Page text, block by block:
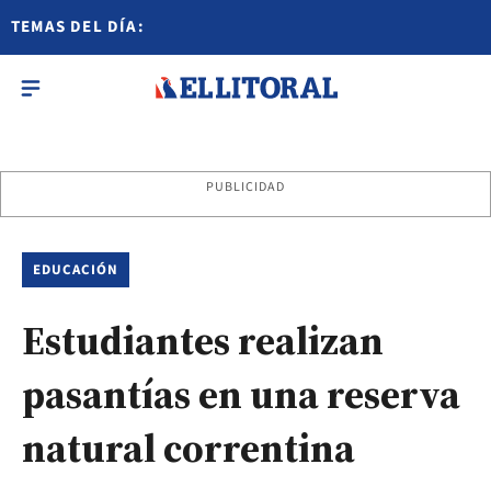
TEMAS DEL DÍA:
PUBLICIDAD
EDUCACIÓN
Estudiantes realizan
pasantías en una reserva
natural correntina